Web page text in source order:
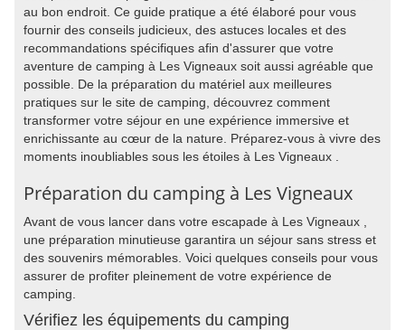
au bon endroit. Ce guide pratique a été élaboré pour vous
fournir des conseils judicieux, des astuces locales et des
recommandations spécifiques afin d'assurer que votre
aventure de camping à Les Vigneaux soit aussi agréable que
possible. De la préparation du matériel aux meilleures
pratiques sur le site de camping, découvrez comment
transformer votre séjour en une expérience immersive et
enrichissante au cœur de la nature. Préparez-vous à vivre des
moments inoubliables sous les étoiles à Les Vigneaux .
Préparation du camping à Les Vigneaux
Avant de vous lancer dans votre escapade à Les Vigneaux ,
une préparation minutieuse garantira un séjour sans stress et
des souvenirs mémorables. Voici quelques conseils pour vous
assurer de profiter pleinement de votre expérience de
camping.
Vérifiez les équipements du camping